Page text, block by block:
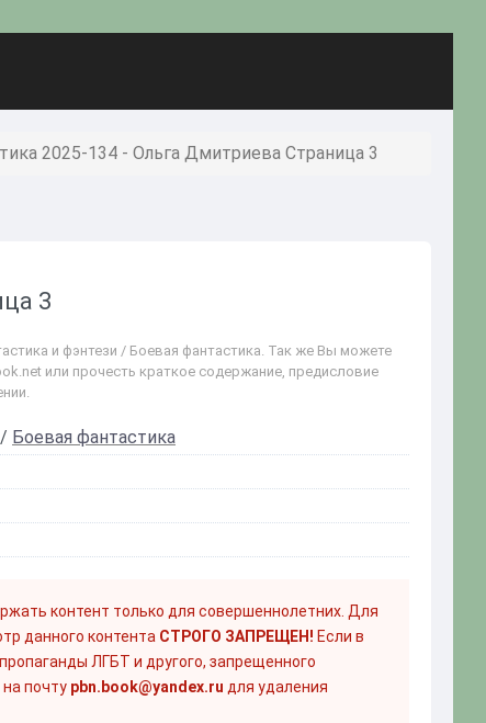
2025-134 - Ольга Дмитриева Страница 3
3
и фэнтези / Боевая фантастика. Так же Вы можете
или прочесть краткое содержание, предисловие
/ Боевая фантастика
контент только для совершеннолетних. Для
данного контента СТРОГО ЗАПРЕЩЕН! Если в
ЛГБТ и другого, запрещенного
почту pbn.book@yandex.ru для удаления